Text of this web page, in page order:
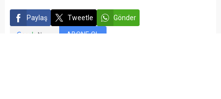
Paylaş Tweetle Gönder
ABONE OL